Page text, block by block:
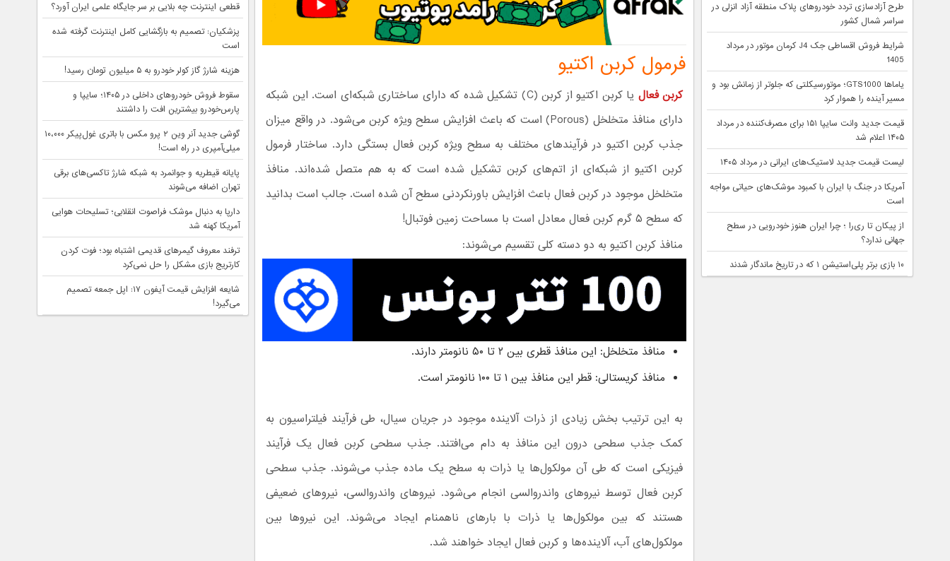
فرمول کربن اکتیو
کربن فعال
یا کربن اکتیو از کربن (C) تشکیل شده که دارای ساختاری شبکه‌ای است. این شبکه
دارای منافذ متخلخل (Porous) است که باعث افزایش سطح ویژه کربن می‌شود. در واقع میزان
جذب کربن اکتیو در فرآیندهای مختلف به سطح ویژه کربن فعال بستگی دارد. ساختار فرمول
کربن اکتیو از شبکه‌ای از اتم‌های کربن تشکیل شده است که به هم متصل شده‌اند. منافذ
متخلخل موجود در کربن فعال باعث افزایش باورنکردنی سطح آن شده است. جالب است بدانید
که سطح ۵ گرم کربن فعال معادل است با مساحت زمین فوتبال!
منافذ کربن اکتیو به دو دسته کلی تقسیم می‌شوند:
منافذ متخلخل: این منافذ قطری بین ۲ تا ۵۰ نانومتر دارند.
منافذ کریستالی: قطر این منافذ بین ۱ تا ۱۰۰ نانومتر است.
به این ترتیب بخش زیادی از ذرات آلاینده موجود در جریان سیال، طی فرآیند فیلتراسیون به
کمک جذب سطحی درون این منافذ به دام می‌افتند. جذب سطحی کربن فعال یک فرآیند
فیزیکی است که طی آن مولکول‌ها یا ذرات به سطح یک ماده جذب می‌شوند.جذب سطحی
کربن فعال توسط نیروهای واندروالسی انجام می‌شود. نیروهای واندروالسی، نیروهای ضعیفی
هستند که بین مولکول‌ها یا ذرات با بارهای ناهمنام ایجاد می‌شوند. این نیروها بین
مولکول‌های آب، آلاینده‌ها و کربن فعال ایجاد خواهند شد.
طرح آزادسازی تردد خودروهای پلاک منطقه آزاد انزلی در
سراسر شمال کشور
شرایط فروش اقساطی جک J4 کرمان موتور در مرداد
1405
یاماها GTS1000؛ موتورسیکلتی که جلوتر از زمانش بود و
مسیر آینده را هموار کرد
قیمت جدید وانت سایپا ۱۵۱ برای مصرف‌کننده در مرداد
۱۴۰۵ اعلام شد
لیست قیمت جدید لاستیک‌های ایرانی در مرداد ۱۴۰۵
آمریکا در جنگ با ایران با کمبود موشک‌های حیاتی مواجه
است
از پیکان تا ری‌را ؛ چرا ایران هنوز خودرویی در سطح
جهانی ندارد؟
۱۰ بازی برتر پلی‌استیشن ۱ که در تاریخ ماندگار شدند
قطعی اینترنت چه بلایی بر سر جایگاه علمی ایران آورد؟
پزشکیان: تصمیم به بازگشایی کامل اینترنت گرفته شده
است
هزینه شارژ گاز کولر خودرو به ۵ میلیون تومان رسید!
سقوط فروش خودروهای داخلی در ۱۴۰۵؛ سایپا و
پارس‌خودرو بیشترین افت را داشتند
گوشی جدید آنر وین ۲ پرو مکس با باتری غول‌پیکر ۱۰،۰۰۰
میلی‌آمپری در راه است!
پایانه قیطریه و جوانمرد به شبکه شارژ تاکسی‌های برقی
تهران اضافه می‌شوند
دارپا به دنبال موشک فراصوت انقلابی؛ تسلیحات هوایی
آمریکا کهنه شد
ترفند معروف گیمرهای قدیمی اشتباه بود؛ فوت کردن
کارتریج بازی مشکل را حل نمی‌کرد
شایعه افزایش قیمت آیفون ۱۷: اپل جمعه تصمیم
می‌گیرد!